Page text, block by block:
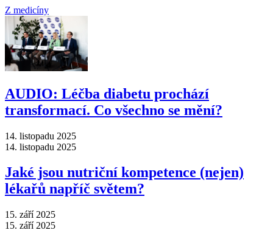
Z medicíny
AUDIO: Léčba diabetu prochází
transformací. Co všechno se mění?
14. listopadu 2025
14. listopadu 2025
Jaké jsou nutriční kompetence (nejen)
lékařů napříč světem?
15. září 2025
15. září 2025